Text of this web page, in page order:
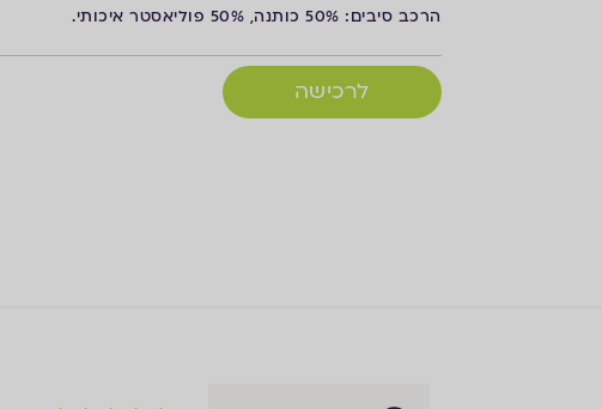
הרכב סיבים: 50% כותנה, 50% פוליאסטר איכותי.
לרכישה